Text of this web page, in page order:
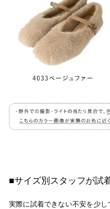
■サイズ別スタッフが試
実際に試着できない不安を少